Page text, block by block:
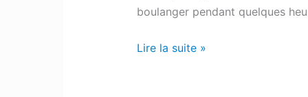
boulanger pendant quelques
Lire la suite »